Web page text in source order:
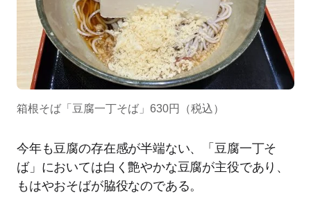
箱根そば「豆腐一丁そば」630円（税込）
今年も豆腐の存在感が半端ない、「豆腐一丁そ
ば」においては白く艶やかな豆腐が主役であり、
もはやおそばが脇役なのである。